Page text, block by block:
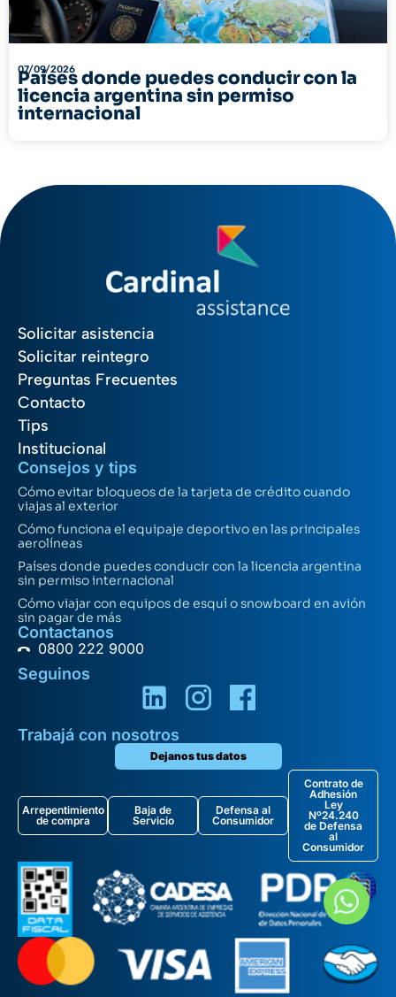
07/09/2026
Países donde puedes conducir con la
licencia argentina sin permiso
internacional
Solicitar asistencia
Solicitar reintegro
Preguntas Frecuentes
Contacto
Tips
Institucional
Consejos y tips
Cómo evitar bloqueos de la tarjeta de crédito cuando
viajas al exterior
Cómo funciona el equipaje deportivo en las principales
aerolíneas
Países donde puedes conducir con la licencia argentina
sin permiso internacional
Cómo viajar con equipos de esquí o snowboard en avión
sin pagar de más
Contactanos
0800 222 9000
Seguinos
Trabajá con nosotros
Dejanos tus datos
Arrepentimiento
de compra
Baja de
Servicio
Defensa al
Consumidor
Contrato de
Adhesión
Ley
Nº24.240
de Defensa
al
Consumidor